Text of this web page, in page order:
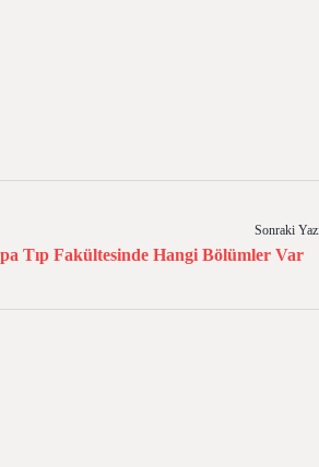
Sonraki
Tıp Fakültesinde Hangi Bölümler Var